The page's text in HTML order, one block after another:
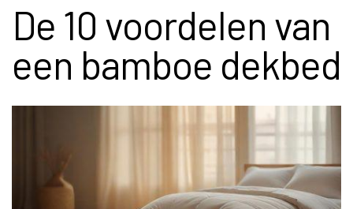
De 10 voordelen van
een bamboe dekbed